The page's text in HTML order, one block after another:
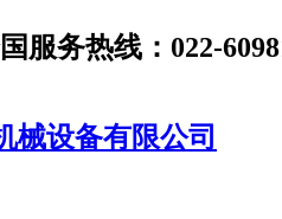
服务热线：022-